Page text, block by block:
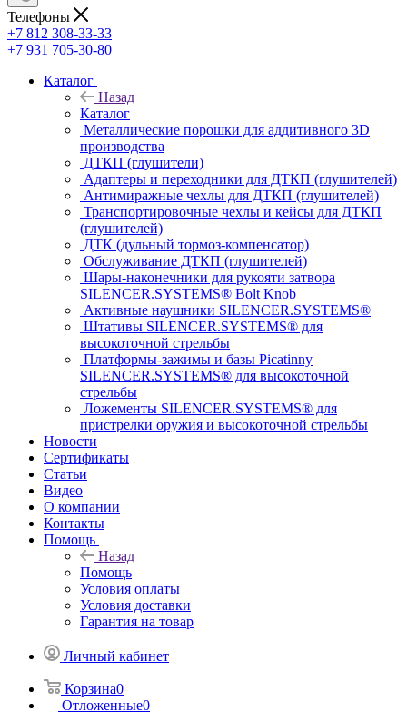
Телефоны
+7 812 308-33-33
+7 931 705-30-80
Каталог
Назад
Каталог
Металлические порошки для аддитивного 3D
производства
ДТКП (глушители)
Адаптеры и переходники для ДТКП (глушителей)
Антимиражные чехлы для ДТКП (глушителей)
Транспортировочные чехлы и кейсы для ДТКП
(глушителей)
ДТК (дульный тормоз-компенсатор)
Обслуживание ДТКП (глушителей)
Шары-наконечники для рукояти затвора
SILENCER.SYSTEMS® Bolt Knob
Активные наушники SILENCER.SYSTEMS®
Штативы SILENCER.SYSTEMS® для
высокоточной стрельбы
Платформы-зажимы и базы Picatinny
SILENCER.SYSTEMS® для высокоточной
стрельбы
Ложементы SILENCER.SYSTEMS® для
пристрелки оружия и высокоточной стрельбы
Новости
Сертификаты
Статьи
Видео
О компании
Контакты
Помощь
Назад
Помощь
Условия оплаты
Условия доставки
Гарантия на товар
Личный кабинет
Корзина0
Отложенные0